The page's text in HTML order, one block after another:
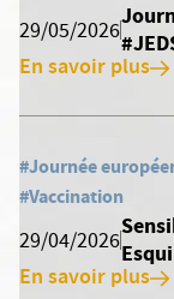
29/05/2026
En savoir plus
#Journée
#Vaccination
29/04/2026
En savoir plus